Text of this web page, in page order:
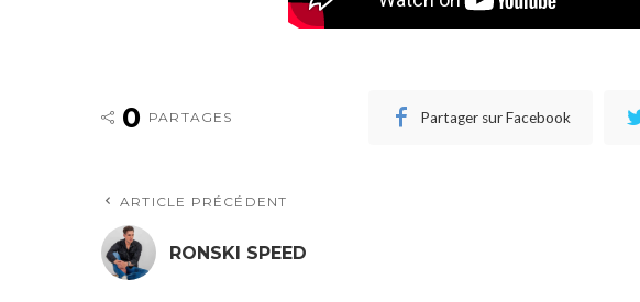
0 PARTAGES Partager sur Facebook
ARTICLE PRÉCÉDENT
RONSKI SPEED